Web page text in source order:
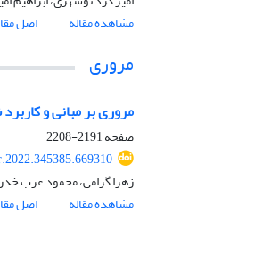
مشاهده مقاله
اصل
مروری
مروری بر مبانی و
صفحه2191-2208
زهرا گرامی، محمود عرب
مشاهده مقاله
اصل